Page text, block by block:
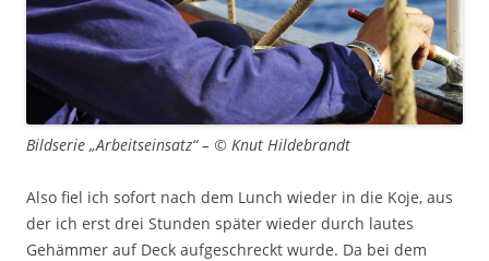
Bildserie „Arbeitseinsatz“ – © Knut Hildebrandt
Also fiel ich sofort nach dem Lunch wieder in die Koje, aus
der ich erst drei Stunden später wieder durch lautes
Gehämmer auf Deck aufgeschreckt wurde. Da bei dem